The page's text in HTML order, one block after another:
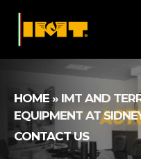
HOME» IMT AND
EQUIPMENT AT
CONTACT US